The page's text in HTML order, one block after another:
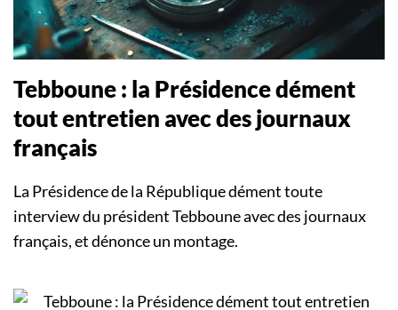
Tebboune : la Présidence dément
tout entretien avec des journaux
français
La Présidence de la République dément toute
interview du président Tebboune avec des journaux
français, et dénonce un montage.